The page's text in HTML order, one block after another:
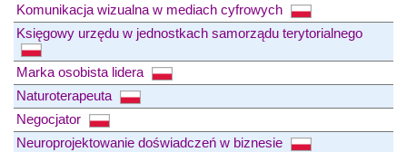
Komunikacja wizualna w mediach cyfrowych
Księgowy urzędu w jednostkach samorządu terytorialnego
Marka osobista lidera
Naturoterapeuta
Negocjator
Neuroprojektowanie doświadczeń w biznesie